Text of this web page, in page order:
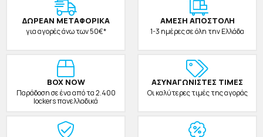
ΔΩΡΕAΝ ΜΕΤΑΦΟΡΙΚΑ
για αγορές άνω των 50€*
ΑΜΕΣΗ ΑΠΟΣΤΟΛΗ
1-3 ημέρες σε όλη την Ελλάδα
BOX NOW
Παράδοση σε ένα από τα 2.400
lockers πανελλαδικά
ΑΣΥΝΑΓΩΝΙΣΤΕΣ ΤΙΜΕΣ
Οι καλύτερες τιμές της αγοράς